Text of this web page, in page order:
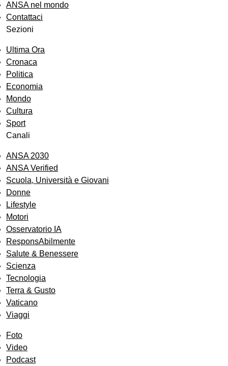
ANSA nel mondo
Contattaci
Sezioni
Ultima Ora
Cronaca
Politica
Economia
Mondo
Cultura
Sport
Canali
ANSA 2030
ANSA Verified
Scuola, Università e Giovani
Donne
Lifestyle
Motori
Osservatorio IA
ResponsAbilmente
Salute & Benessere
Scienza
Tecnologia
Terra & Gusto
Vaticano
Viaggi
Foto
Video
Podcast